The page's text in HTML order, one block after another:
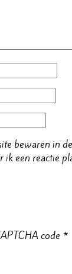
bewaren in
een reactie
code *